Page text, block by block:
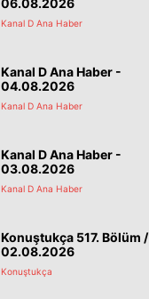
Kanal D Ana Haber
Kanal D Ana Haber -
04.08.2026
Kanal D Ana Haber
Kanal D Ana Haber -
03.08.2026
Kanal D Ana Haber
Konuştukça 517. Bölüm /
02.08.2026
Konuştukça